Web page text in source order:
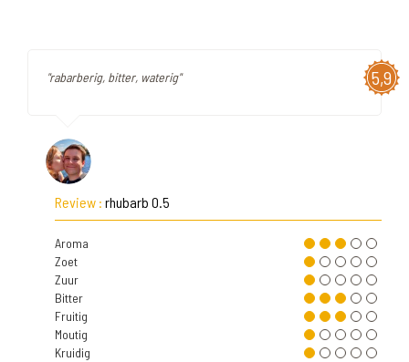
5,9
"rabarberig, bitter, waterig"
Review : rhubarb 0.5
Aroma
Zoet
Zuur
Bitter
Fruitig
Moutig
Kruidig